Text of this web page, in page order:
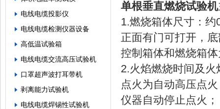
电线电缆投影仪
电线电缆检测仪器设备
高低温试验箱
电线电缆交流高压试验机
口罩超声波打耳带机
剥离能力试验机
电线电缆焊锡性试验机
单根垂直燃烧试验机
1.燃烧箱体尺寸：
正面有门可打开，
控制箱体和燃烧箱
2.火焰燃烧时间及
点火为自动高压点
仪器自动停止点火；